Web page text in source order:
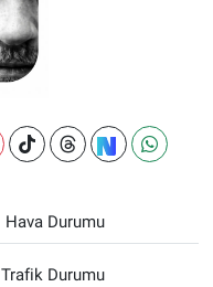
Hava Durumu
Trafik Durumu